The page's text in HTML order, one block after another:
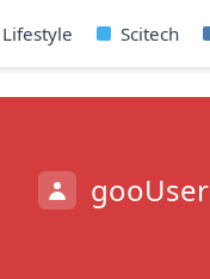
Lifestyle Scitech